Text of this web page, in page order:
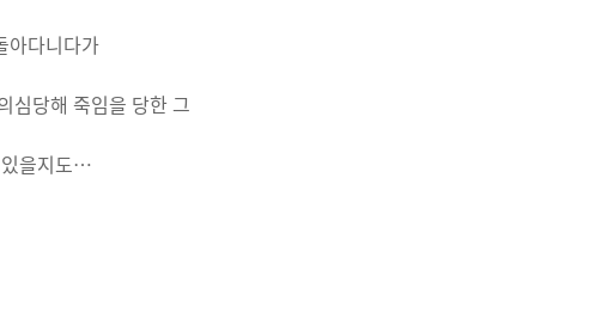
아다니다가
심당해 죽임을 당한 그
있을지도…